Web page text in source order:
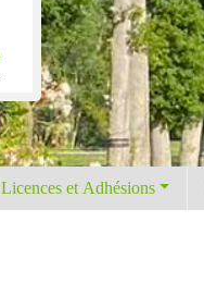
Licences et Adhésions